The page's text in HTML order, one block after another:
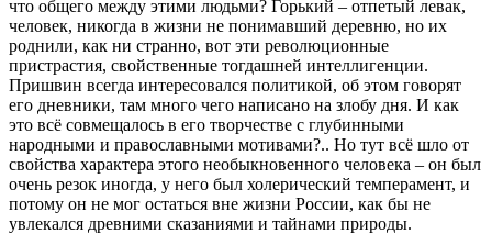
что общего между этими людьми? Горький – отпетый левак,
человек, никогда в жизни не понимавший деревню, но их
роднили, как ни странно, вот эти революционные
пристрастия, свойственные тогдашней интеллигенции.
Пришвин всегда интересовался политикой, об этом говорят
его дневники, там много чего написано на злобу дня. И как
это всё совмещалось в его творчестве с глубинными
народными и православными мотивами?.. Но тут всё шло от
свойства характера этого необыкновенного человека – он был
очень резок иногда, у него был холерический темперамент, и
потому он не мог остаться вне жизни России, как бы не
увлекался древними сказаниями и тайнами природы.